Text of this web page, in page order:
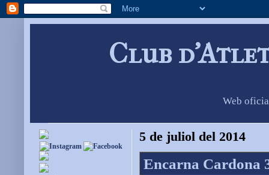
Club
Web
5 de juliol del 2014
Encarna Cardona